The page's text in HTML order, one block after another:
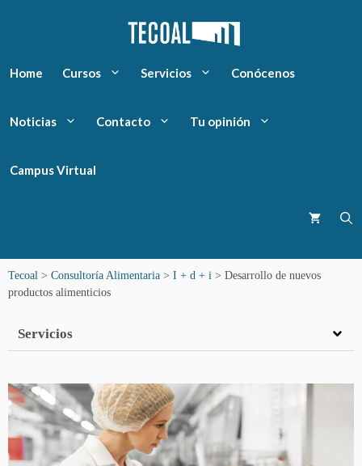
Home Cursos Servicios Conócenos
Noticias Contacto Tu opinión
Campus Virtual
Tecoal > Consultoría Alimentaria > I + d + i > Desarrollo de nuevos
productos alimenticios
Servicios